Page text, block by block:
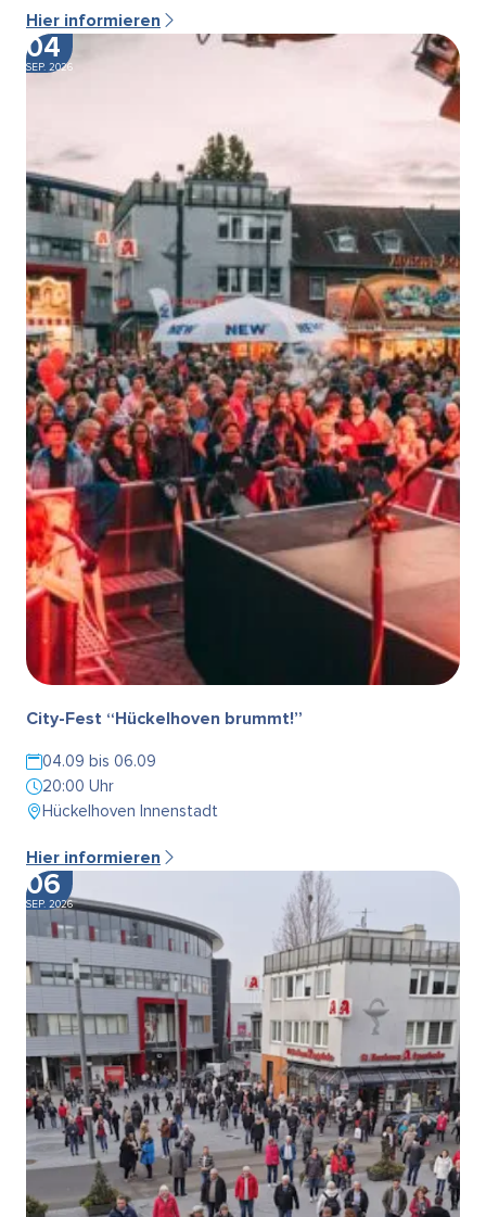
Hier informieren
04
SEP. 2026
City-Fest “Hückelhoven brummt!”
04.09 bis 06.09
20:00 Uhr
Hückelhoven Innenstadt
Hier informieren
06
SEP. 2026